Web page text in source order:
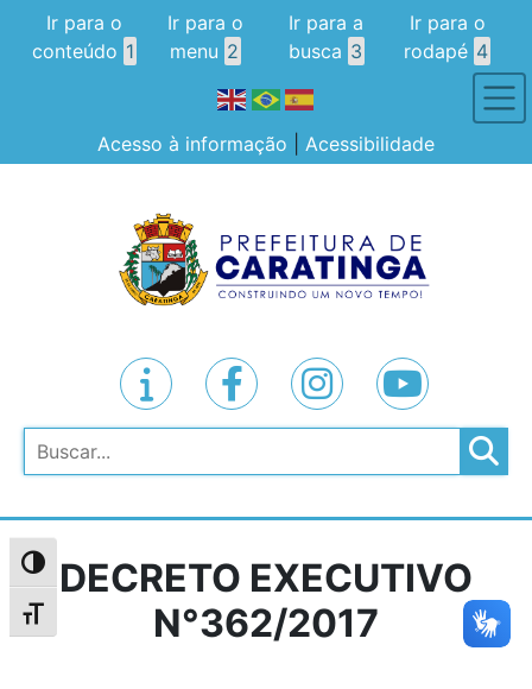
Alternar alto contraste
Alternar tamanho da fonte
Ir para o
conteúdo 1
Ir para o
menu 2
Ir para a
busca 3
Ir para o
rodapé 4
Acesso à informação Acessibilidade
Pesquisar
DECRETO EXECUTIVO
N°362/2017